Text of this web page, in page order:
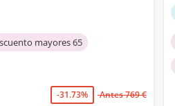
mayores 65
-31.73%
Antes 769 €